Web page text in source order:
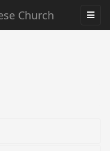
Church